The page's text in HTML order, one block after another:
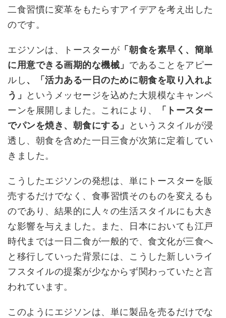
二食習慣に変革をもたらすアイデアを考え出した
のです。
エジソンは、トースターが 「朝食を素早く、簡単
に用意できる画期的な機械」 であることをアピー
ルし 、「活力ある一日のために朝食を取り入れよ
う」
というメッセージを込めた大規模なキャンペ
ーンを展開しました。これにより、
「トースター
でパンを焼き、朝食にする」
というスタイルが浸
透し、朝食を含めた一日三食が次第に定着してい
きました。
こうしたエジソンの発想は、単にトースターを販
売するだけでなく、食事習慣そのものを変えるも
のであり、結果的に人々の生活スタイルにも大き
な影響を与えました。また、日本においても江戸
時代までは一日二食が一般的で、食文化が三食へ
と移行していった背景には、こうした新しいライ
フスタイルの提案が少なからず関わっていたと言
われています。
このようにエジソンは、単に製品を売るだけでな